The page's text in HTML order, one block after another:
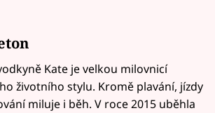
Kate je velkou milovnicí
životního stylu. Kromě plavání, jízdy
miluje i běh. V roce 2015 uběhla